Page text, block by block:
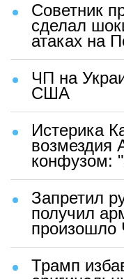
Советник
сделал
атаках на
ЧП на
США
Истерика
возмездия
конфузом:
Запретил
получил
произошло
Трамп